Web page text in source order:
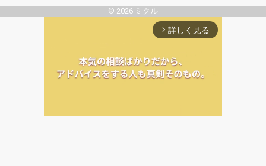
© 2026 ミクル
arrow_forward_ios 詳しく見る